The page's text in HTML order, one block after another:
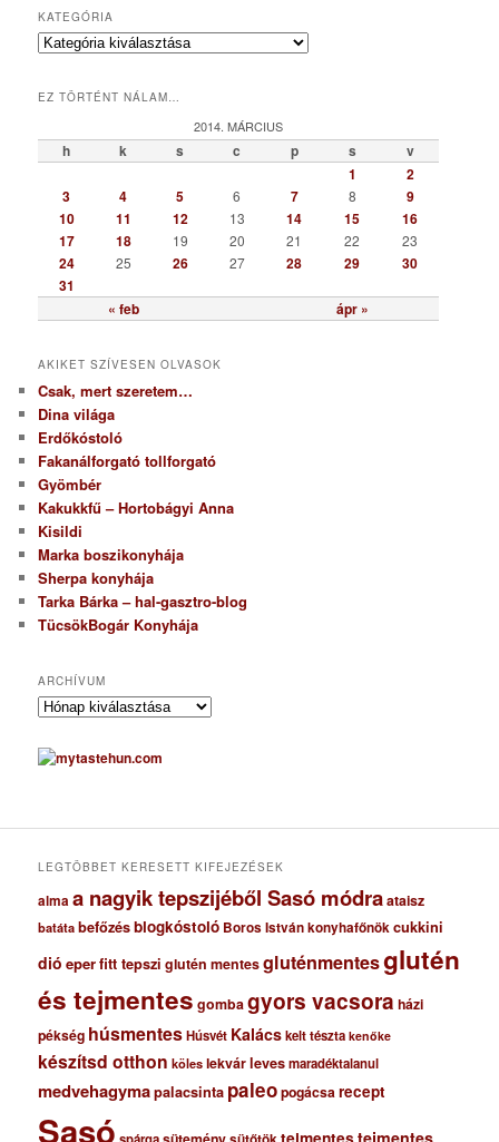
KATEGÓRIA
K
e
r
EZ TÖRTÉNT NÁLAM…
2014. MÁRCIUS
h k s c p s v
« feb ápr »
1
2
3
4 5 6 7 8
9
10
11 12 13 14 15
16
17
18 19 20 21 22 23
24 25 26 27 28 29
30
31
AKIKET SZÍVESEN OLVASOK
Csak, mert szeretem…
Dina világa
Erdőkóstoló
Fakanálforgató tollforgató
Gyömbér
Kakukkfű – Hortobágyi Anna
Kisildi
Marka boszikonyhája
Sherpa konyhája
Tarka Bárka – hal-gasztro-blog
TücsökBogár Konyhája
ARCHÍVUM
A
c
h
u
LEGTÖBBET KERESETT KIFEJEZÉSEK
almaa nagyik tepszijéből Sasó módraataisz
batáta befőzésblogkóstoló Boros István konyhafőnökcukkini
dió eperfitt tepszi glutén mentesgluténmentesglutén
és tejmentes gombagyors vacsora házi
pékség húsmentesHúsvét Kalácskelt tészta kenőke
készítsd otthon köles lekvárlevesmaradéktalanul
medvehagymapalacsinta paleopogácsarecept
Sasó